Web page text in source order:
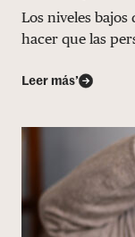
Los niveles bajos
hacer que las
Leer más’